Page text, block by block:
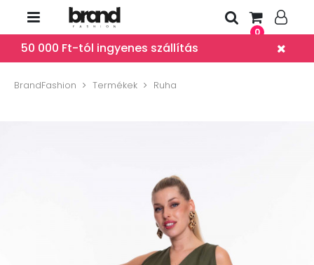
0
50 000 Ft-tól ingyenes szállítás
BrandFashion Termékek Ruha